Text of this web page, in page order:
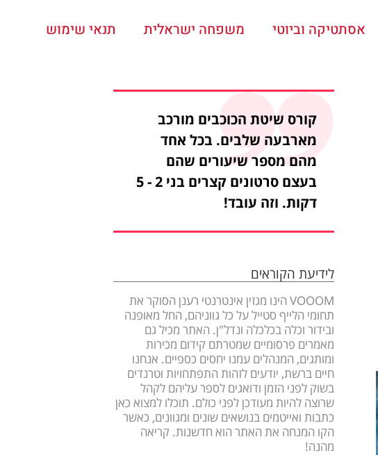
אסתטיקה וביוטי משפחה ישראלית תנאי שימוש
קורס שיטת הכוכבים מורכב
מארבעה שלבים. בכל אחד
מהם מספר שיעורים שהם
בעצם סרטונים קצרים בני 2 - 5
דקות. וזה עובד!
לידיעת הקוראים
VOOOM הינו מגזין אינטרנטי רענן הסוקר את
תחומי הלייף סטייל על כל גווניהם, החל מאופנה
ובידור וכלה בכלכלה ונדל"ן. האתר מכיל גם
מאמרים פרסומיים שמטרתם קידום מכירות
ומותגים, המנהלים עמנו יחסים כספיים. אנחנו
חיים ברשת, יודעים לזהות התפתחויות וטרנדים
בשוק לפני הזמן ודואגים לספר עליהם לקהל
שרוצה להיות מעודכן לפני כולם. תוכלו למצוא כאן
כתבות ואייטמים בנושאים שונים ומגוונים, כאשר
הקו המנחה את האתר הוא חדשנות. קריאה
מהנה!